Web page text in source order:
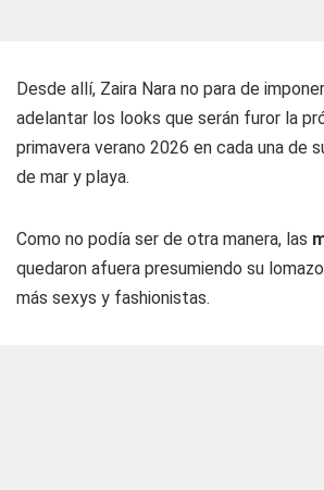
Desde allí, Zaira Nara no para de
adelantar los looks que serán furor la
primavera verano 2026 en cada una de
de mar y playa.
Como no podía ser de otra manera, las
quedaron afuera presumiendo su
más sexys y fashionistas.